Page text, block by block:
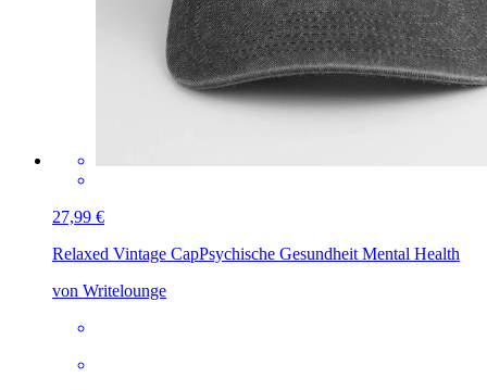
27,99 €
Relaxed Vintage CapPsychische Gesundheit Mental Health
von Writelounge